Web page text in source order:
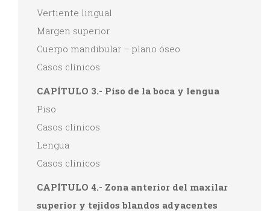
Vertiente lingual
Margen superior
Cuerpo mandibular – plano óseo
Casos clínicos
CAPÍTULO 3.- Piso de la boca y lengua
Piso
Casos clínicos
Lengua
Casos clínicos
CAPÍTULO 4.- Zona anterior del maxilar
superior y tejidos blandos adyacentes